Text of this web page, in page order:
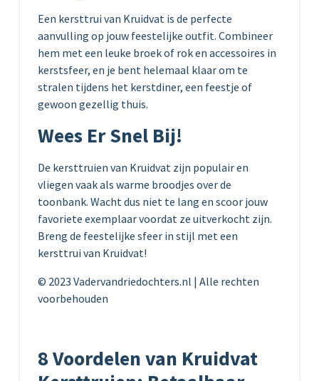
Een kersttrui van Kruidvat is de perfecte
aanvulling op jouw feestelijke outfit. Combineer
hem met een leuke broek of rok en accessoires in
kerstsfeer, en je bent helemaal klaar om te
stralen tijdens het kerstdiner, een feestje of
gewoon gezellig thuis.
Wees Er Snel Bij!
De kersttruien van Kruidvat zijn populair en
vliegen vaak als warme broodjes over de
toonbank. Wacht dus niet te lang en scoor jouw
favoriete exemplaar voordat ze uitverkocht zijn.
Breng de feestelijke sfeer in stijl met een
kersttrui van Kruidvat!
© 2023 Vadervandriedochters.nl | Alle rechten
voorbehouden
8 Voordelen van Kruidvat